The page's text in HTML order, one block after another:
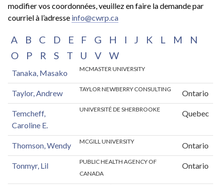
modifier vos coordonnées, veuillez en faire la demande par
courriel à l’adresse info@cwrp.ca
A B C D E F G H I J K L M
N
O
P R S T U V W
Tanaka, Masako MCMASTER UNIVERSITY
Taylor, Andrew TAYLOR NEWBERRY CONSULTING Ontario
Temcheff,
Caroline E.
UNIVERSITÉ DE SHERBROOKE Quebec
Thomson, Wendy MCGILL UNIVERSITY Ontario
Tonmyr, Lil
PUBLIC HEALTH AGENCY OF
CANADA
Ontario